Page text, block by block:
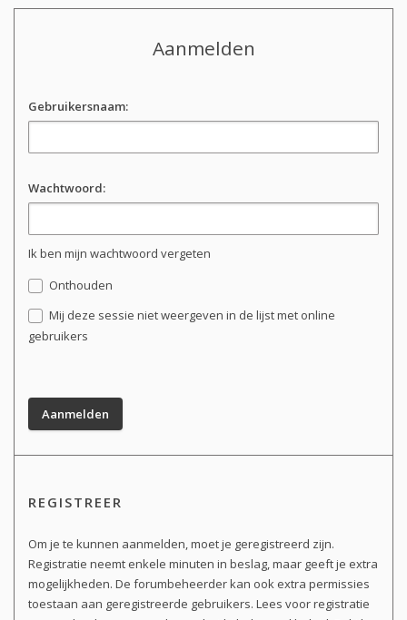
Aanmelden
Gebruikersnaam:
Wachtwoord:
Ik ben mijn wachtwoord vergeten
Onthouden
Mij deze sessie niet weergeven in de lijst met online
gebruikers
REGISTREER
Om je te kunnen aanmelden, moet je geregistreerd zijn.
Registratie neemt enkele minuten in beslag, maar geeft je extra
mogelijkheden. De forumbeheerder kan ook extra permissies
toestaan aan geregistreerde gebruikers. Lees voor registratie